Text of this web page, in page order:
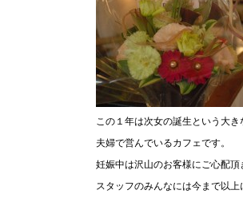
この１年は次女の誕生という大き
夫婦で営んでいるカフェです。
妊娠中は沢山のお客様にご心配頂
スタッフのみんなには今まで以上